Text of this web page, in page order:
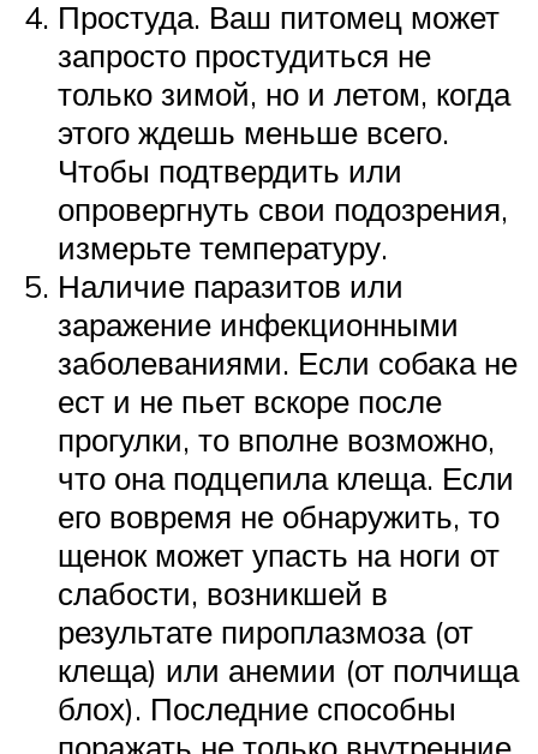
Простуда. Ваш питомец может
запросто простудиться не
только зимой, но и летом, когда
этого ждешь меньше всего.
Чтобы подтвердить или
опровергнуть свои подозрения,
измерьте температуру.
Наличие паразитов или
заражение инфекционными
заболеваниями. Если собака не
ест и не пьет вскоре после
прогулки, то вполне возможно,
что она подцепила клеща. Если
его вовремя не обнаружить, то
щенок может упасть на ноги от
слабости, возникшей в
результате пироплазмоза (от
клеща) или анемии (от полчища
блох). Последние способны